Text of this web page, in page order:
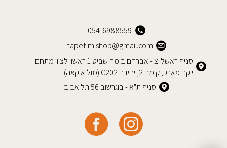
054-6988559
tapetim.shop@gmail.com
סניף ראשל"צ - אברהם בומה שביט 1 ראשון לציון מתחם
יוקה פארק, קומה 2, יחידה C202 (מול איקאה)
סניף ת"א - בוגרשוב 56 תל אביב